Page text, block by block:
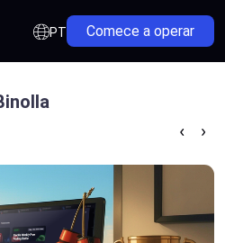
PT Comece a operar